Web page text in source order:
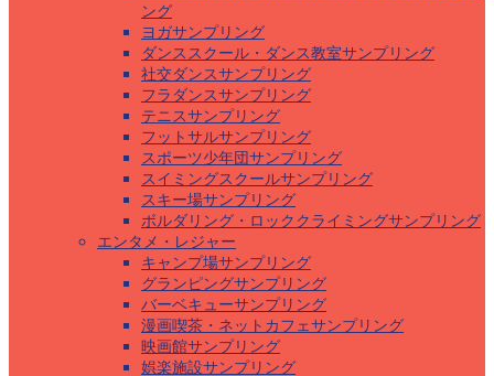
ング
ヨガサンプリング
ダンススクール・ダンス教室サンプリング
社交ダンスサンプリング
フラダンスサンプリング
テニスサンプリング
フットサルサンプリング
スポーツ少年団サンプリング
スイミングスクールサンプリング
スキー場サンプリング
ボルダリング・ロッククライミングサンプリング
エンタメ・レジャー
キャンプ場サンプリング
グランピングサンプリング
バーベキューサンプリング
漫画喫茶・ネットカフェサンプリング
映画館サンプリング
娯楽施設サンプリング